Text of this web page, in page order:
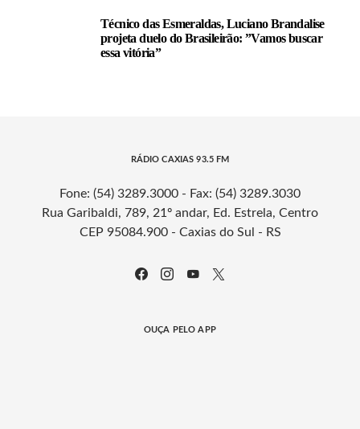
Técnico das Esmeraldas, Luciano Brandalise
projeta duelo do Brasileirão: ”Vamos buscar
essa vitória”
RÁDIO CAXIAS 93.5 FM
Fone: (54) 3289.3000 - Fax: (54) 3289.3030
Rua Garibaldi, 789, 21º andar, Ed. Estrela, Centro
CEP 95084.900 - Caxias do Sul - RS
OUÇA PELO APP